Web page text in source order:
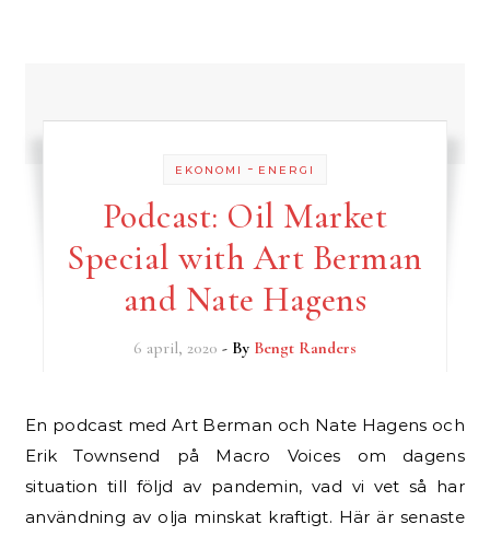
EKONOMI - ENERGI
Podcast: Oil Market
Special with Art Berman
and Nate Hagens
6 april, 2020 - By Bengt Randers
En podcast med Art Berman och Nate Hagens och
Erik Townsend på Macro Voices om dagens
situation till följd av pandemin, vad vi vet så har
användning av olja minskat kraftigt. Här är senaste